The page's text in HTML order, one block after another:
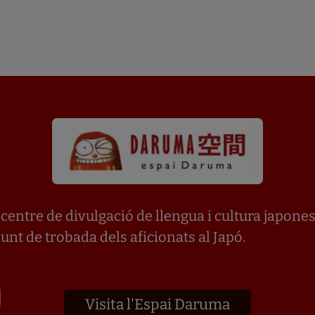
de divulgació de llengua i cultura
de trobada dels aficionats al Japó.
Visita l'Espai Daruma